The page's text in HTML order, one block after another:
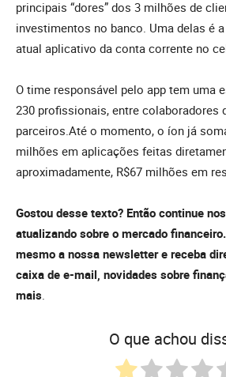
principais “dores” dos 3 milhões de
investimentos no banco. Uma delas é
atual aplicativo da conta corrente no
O time responsável pelo app tem uma
230 profissionais, entre colaboradores
parceiros.Até o momento, o íon já
milhões em aplicações feitas
aproximadamente, R$67 milhões em
Gostou desse texto? Então continue
atualizando sobre o mercado
mesmo a nossa newsletter e receba
caixa de e-mail, novidades sobre
mais.
O que achou